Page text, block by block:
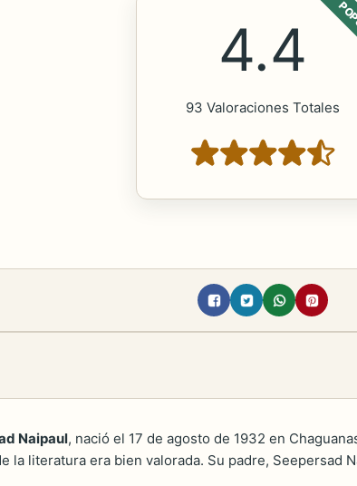
4.4
93 Valoraciones Totales
Naipaul, nació el 17 de agosto de 1932 en
la literatura era bien valorada. Su padre, Seepersad